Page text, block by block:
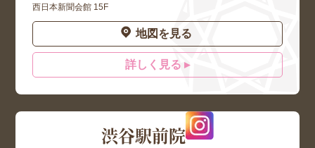
西日本新聞会館 15F
地図を見る
詳しく見る ▸
渋谷駅前院